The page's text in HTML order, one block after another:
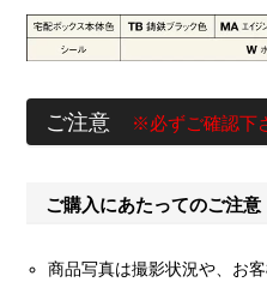
ご注意 ※必ずご確認下
ご購入にあたってのご注意
商品写真は撮影状況や、お